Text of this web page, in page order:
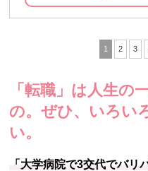
1 2 3
「転職」は人生の
の。ぜひ、いろい
い。
「大学病院で3交代でバリ